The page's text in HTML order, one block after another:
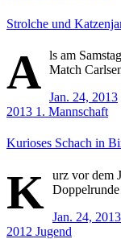
Strolche und
A ls am
Match
Jan. 24, 2013
2013 1. Mannschaft
Kurioses Schach in
K urz vor dem
Jan. 24, 2013
2012 Jugend